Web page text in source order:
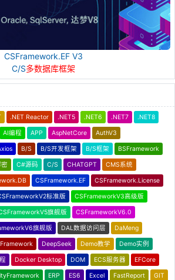
CSFramework.EF V3
C/S多数据库框架
.NET Reactor .NET5 .NET6 .NET7 .NET8
AI编程 APP AspNetCore AuthV3
B/S B/S开发框架 B/S框架 BSFramework
C#源码 C/S CHATGPT CMS系统
CSFramework.EF CSFramework.License
标准版 CSFrameworkV3高级版
旗舰版 CSFrameworkV6.0
旗舰版 DAL数据访问层 DaMeng
DeepSeek Demo教学 Demo实例
Docker Desktop DOM ECS服务器 EFCore
ERP ES6 Excel FastReport GIT